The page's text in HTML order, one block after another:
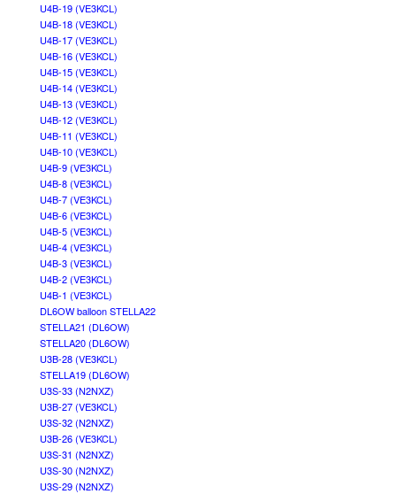
U4B-19 (VE3KCL)
U4B-18 (VE3KCL)
U4B-17 (VE3KCL)
U4B-16 (VE3KCL)
U4B-15 (VE3KCL)
U4B-14 (VE3KCL)
U4B-13 (VE3KCL)
U4B-12 (VE3KCL)
U4B-11 (VE3KCL)
U4B-10 (VE3KCL)
U4B-9 (VE3KCL)
U4B-8 (VE3KCL)
U4B-7 (VE3KCL)
U4B-6 (VE3KCL)
U4B-5 (VE3KCL)
U4B-4 (VE3KCL)
U4B-3 (VE3KCL)
U4B-2 (VE3KCL)
U4B-1 (VE3KCL)
DL6OW balloon STELLA22
STELLA21 (DL6OW)
STELLA20 (DL6OW)
U3B-28 (VE3KCL)
STELLA19 (DL6OW)
U3S-33 (N2NXZ)
U3B-27 (VE3KCL)
U3S-32 (N2NXZ)
U3B-26 (VE3KCL)
U3S-31 (N2NXZ)
U3S-30 (N2NXZ)
U3S-29 (N2NXZ)